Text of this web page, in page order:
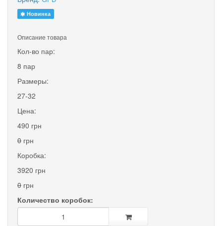
Новинка
Описание товара
Кол-во пар:
8 пар
Размеры:
27-32
Цена:
490 грн
0 грн
Коробка:
3920 грн
0 грн
Количество коробок: